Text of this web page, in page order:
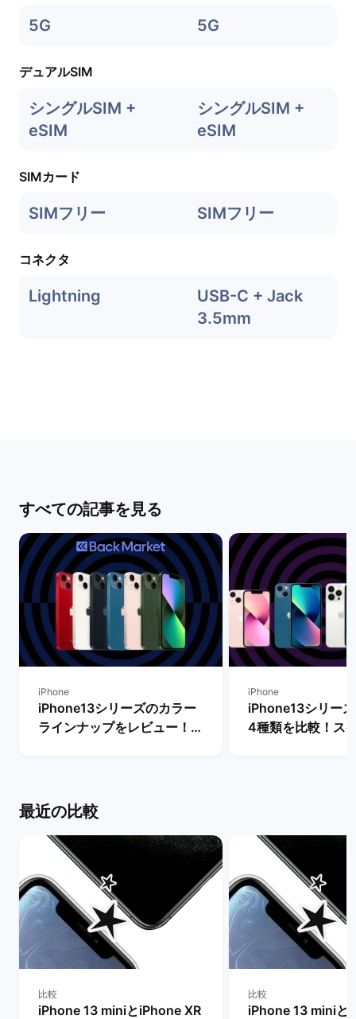
5G 5G
デュアルSIM
シングルSIM +
eSIM
シングルSIM +
eSIM
SIMカード
SIMフリー SIMフリー
コネクタ
Lightning
USB-C + Jack
3.5mm
すべての記事を見る
iPhone
iPhone13シリーズのカラー
ラインナップをレビュー！
iPhone
iPhone13シリー
4種類を比較！ス
最近の比較
比較
iPhone 13 miniとiPhone XR
比較
iPhone 13 miniと